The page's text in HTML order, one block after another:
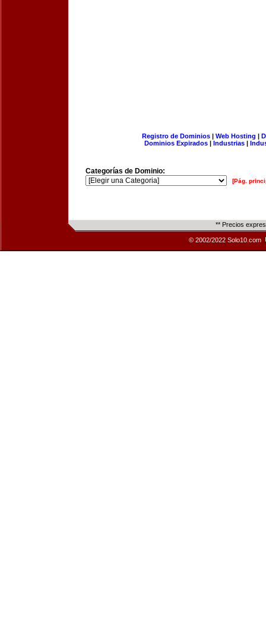
Registro de Dominios| Web Hosting |
Dominios Expirados | Industrias |
Categorías de Dominio:
[Pág.
** Precios
© 2002/2022 Solo10.com